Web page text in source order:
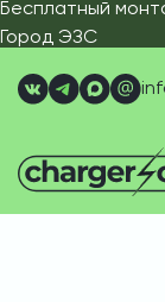
Бесплатный
Город ЭЗС